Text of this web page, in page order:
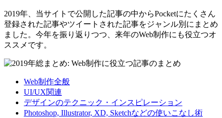
2019年、当サイトで公開した記事の中からPocketにたくさん
登録された記事やツイートされた記事をジャンル別にまとめ
ました。今年を振り返りつつ、来年のWeb制作にも役立つオ
ススメです。
Web制作全般
UI/UX関連
デザインのテクニック・インスピレーション
Photoshop, Illustrator, XD, Sketchなどの使いこなし術